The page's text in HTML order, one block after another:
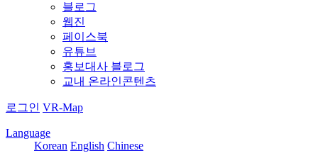
블로그
웹진
페이스북
유튜브
홍보대사 블로그
교내 온라인콘텐츠
로그인 VR-Map
Language
Korean English Chinese